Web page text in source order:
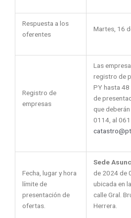
Respuesta a los
oferentes
Martes, 16
Registro de
empresas
Las
registro de
PY hasta 48
de
que
0114, al
Fecha, lugar y hora
límite de
presentación de
ofertas.
Sede
de 2024 de
ubicada en
calle Gral.
Herrera.